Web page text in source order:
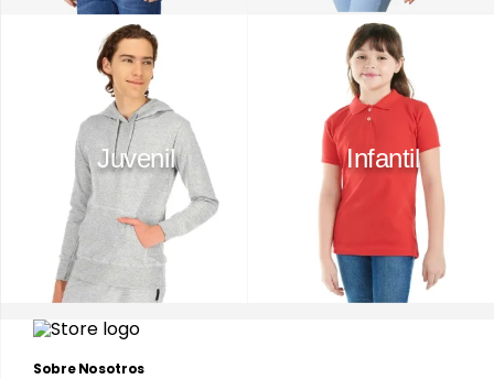
Juvenil Infantil
Sobre Nosotros